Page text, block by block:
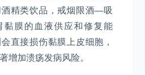
精类饮品，戒烟限酒—吸
黏膜的血液供应和修复能
直接损伤黏膜上皮细胞，
增加溃疡发病风险。